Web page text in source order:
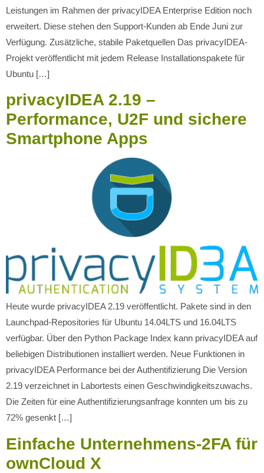
Leistungen im Rahmen der privacyIDEA Enterprise Edition noch
erweitert. Diese stehen den Support-Kunden ab Ende Juni zur
Verfügung. Zusätzliche, stabile Paketquellen Das privacyIDEA-
Projekt veröffentlicht mit jedem Release Installationspakete für
Ubuntu […]
privacyIDEA 2.19 –
Performance, U2F und sichere
Smartphone Apps
Heute wurde privacyIDEA 2.19 veröffentlicht. Pakete sind in den
Launchpad-Repositories für Ubuntu 14.04LTS und 16.04LTS
verfügbar. Über den Python Package Index kann privacyIDEA auf
beliebigen Distributionen installiert werden. Neue Funktionen in
privacyIDEA Performance bei der Authentifizierung Die Version
2.19 verzeichnet in Labortests einen Geschwindigkeitszuwachs.
Die Zeiten für eine Authentifizierungsanfrage konnten um bis zu
72% gesenkt […]
Einfache Unternehmens-2FA für
ownCloud X